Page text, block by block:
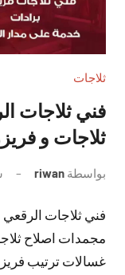
ثلاجات
ثلاجات و
بواسطة riwan
فني ثلاجات
مجمدات اصلاح
غسالات ترتيب